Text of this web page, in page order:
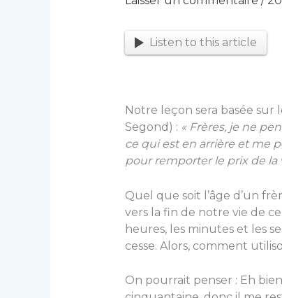
Listen to this article
Notre leçon sera basée sur
Segond) : « Frères, je ne
ce qui est en arrière et me
pour remporter le prix de la
Quel que soit l’âge d’un
vers la fin de notre vie de
heures, les minutes et les
cesse. Alors, comment
On pourrait penser : Eh